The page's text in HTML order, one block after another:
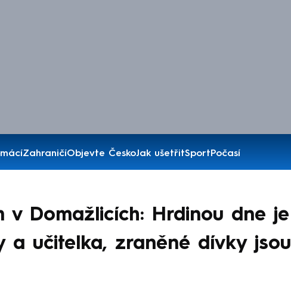
ZahraničíObjevte ČeskoJak ušetřitSportPočasí
v Domažlicích: Hrdinou dne je
a učitelka, zraněné dívky jsou